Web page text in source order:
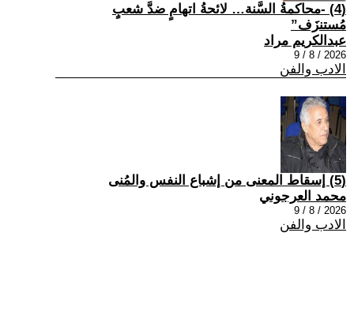
(4) -محاكمةُ السَّنة… لائحةُ اتهامٍ ضدَّ شعبٍ
مُستنزَف”
عبدالكريم مراد
2026 / 8 / 9
الادب والفن
(5) إسقاط المعنى من إشباع النفس والمُنى
محمد العرجوني
2026 / 8 / 9
الادب والفن